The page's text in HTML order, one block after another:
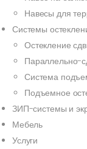
Навесы для
Системы
Остекление
Параллельно-
Система
Подъемное
ЗИП-системы и
Мебель
Услуги